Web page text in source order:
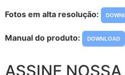
Fotos em alta resolução:
Manual do produto: DOWNLOAD
ASSINE NOSSA